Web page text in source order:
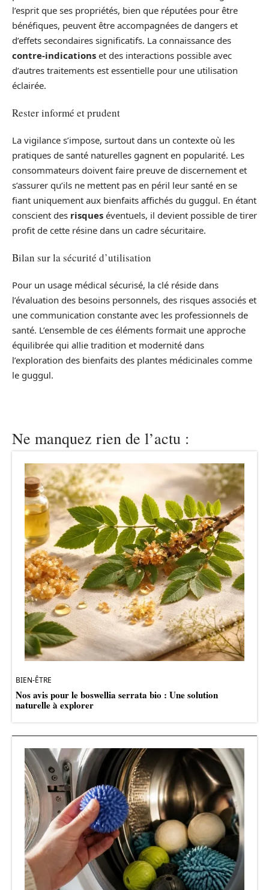
l’esprit que ses propriétés, bien que réputées pour être
bénéfiques, peuvent être accompagnées de dangers et
d’effets secondaires significatifs. La connaissance des
contre-indications et des interactions possible avec
d’autres traitements est essentielle pour une utilisation
éclairée.
Rester informé et prudent
La vigilance s’impose, surtout dans un contexte où les
pratiques de santé naturelles gagnent en popularité. Les
consommateurs doivent faire preuve de discernement et
s’assurer qu’ils ne mettent pas en péril leur santé en se
fiant uniquement aux bienfaits affichés du guggul. En étant
conscient des risques éventuels, il devient possible de tirer
profit de cette résine dans un cadre sécuritaire.
Bilan sur la sécurité d’utilisation
Pour un usage médical sécurisé, la clé réside dans
l’évaluation des besoins personnels, des risques associés et
une communication constante avec les professionnels de
santé. L’ensemble de ces éléments formait une approche
équilibrée qui allie tradition et modernité dans
l’exploration des bienfaits des plantes médicinales comme
le guggul.
Ne manquez rien de l’actu :
BIEN-ÊTRE
Nos avis pour le boswellia serrata bio : Une solution
naturelle à explorer